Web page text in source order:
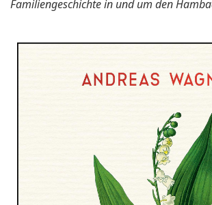
Familiengeschichte in und um den